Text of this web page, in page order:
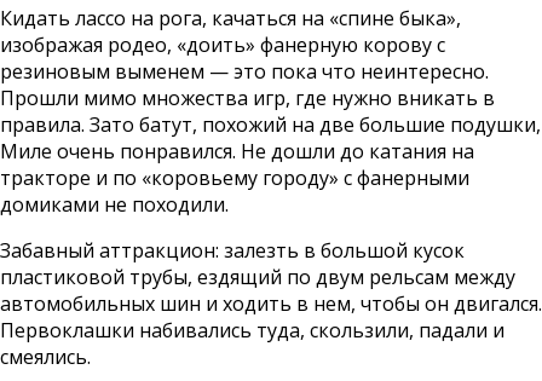
Кидать лассо на рога, качаться на «спине быка»,
изображая родео, «доить» фанерную корову с
резиновым выменем — это пока что неинтересно.
Прошли мимо множества игр, где нужно вникать в
правила. Зато батут, похожий на две большие подушки,
Миле очень понравился. Не дошли до катания на
тракторе и по «коровьему городу» с фанерными
домиками не походили.
Забавный аттракцион: залезть в большой кусок
пластиковой трубы, ездящий по двум рельсам между
автомобильных шин и ходить в нем, чтобы он двигался.
Первоклашки набивались туда, скользили, падали и
смеялись.